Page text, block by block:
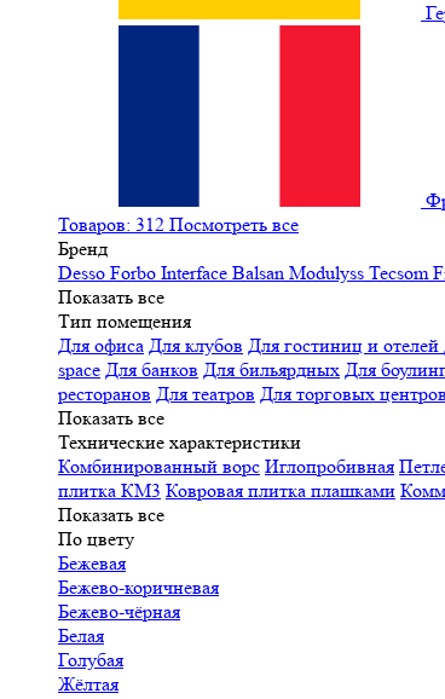
Товаров: 312 Посмотреть все
Бренд
Desso Forbo Interface Balsan Modulyss Tecsom
Показать все
Тип помещения
Для офиса Для клубов Для гостиниц и отелей
space Для банков Для бильярдных Для
ресторанов Для театров Для торговых центров
Показать все
Технические характеристики
Комбинированный ворс Иглопробивная
плитка КМ3 Ковровая плитка плашками
Показать все
По цвету
Бежевая
Бежево-коричневая
Бежево-чёрная
Белая
Голубая
Жёлтая